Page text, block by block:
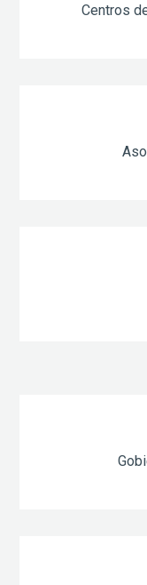
Centros